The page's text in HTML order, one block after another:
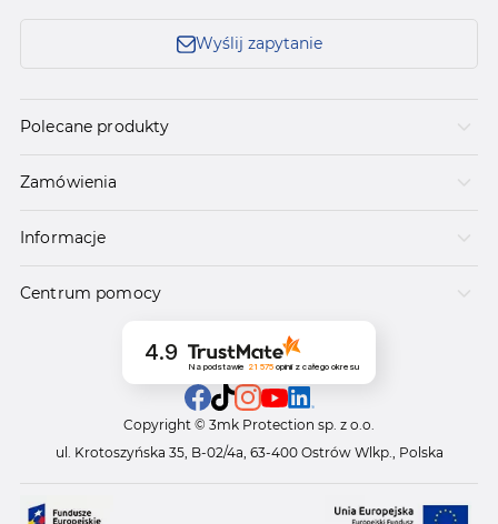
Wyślij zapytanie
Polecane produkty
Zamówienia
Informacje
Centrum pomocy
4.9
Na podstawie 21 575opinii z całego okresu
Copyright © 3mk Protection sp. z o.o.
ul. Krotoszyńska 35, B-02/4a, 63-400 Ostrów Wlkp., Polska